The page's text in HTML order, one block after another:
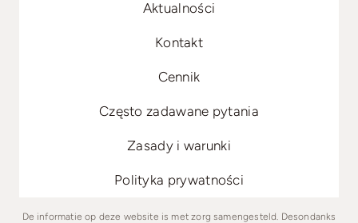
Aktualności
Kontakt
Cennik
Często zadawane pytania
Zasady i warunki
Polityka prywatności
De informatie op deze website is met zorg samengesteld. Desondanks